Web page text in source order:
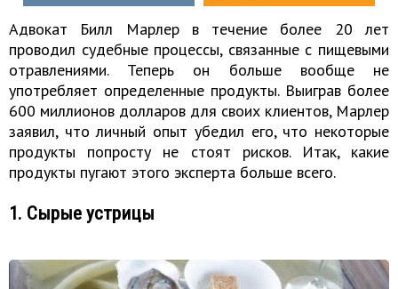
Адвокат Билл Марлер в течение более 20 лет
проводил судебные процессы, связанные с пищевыми
отравлениями. Теперь он больше вообще не
употребляет определенные продукты. Выиграв более
600 миллионов долларов для своих клиентов, Марлер
заявил, что личный опыт убедил его, что некоторые
продукты попросту не стоят рисков. Итак, какие
продукты пугают этого эксперта больше всего.
1. Сырые устрицы